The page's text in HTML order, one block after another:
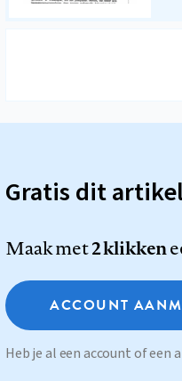
Gratis dit
Maak met2 klikken
ACCOUNT
Heb je al een account of een